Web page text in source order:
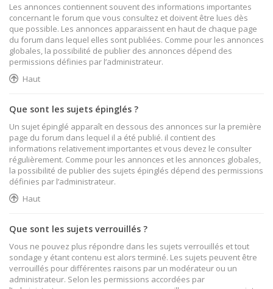
Les annonces contiennent souvent des informations importantes
concernant le forum que vous consultez et doivent être lues dès
que possible. Les annonces apparaissent en haut de chaque page
du forum dans lequel elles sont publiées. Comme pour les annonces
globales, la possibilité de publier des annonces dépend des
permissions définies par l’administrateur.
Haut
Que sont les sujets épinglés ?
Un sujet épinglé apparaît en dessous des annonces sur la première
page du forum dans lequel il a été publié. il contient des
informations relativement importantes et vous devez le consulter
régulièrement. Comme pour les annonces et les annonces globales,
la possibilité de publier des sujets épinglés dépend des permissions
définies par l’administrateur.
Haut
Que sont les sujets verrouillés ?
Vous ne pouvez plus répondre dans les sujets verrouillés et tout
sondage y étant contenu est alors terminé. Les sujets peuvent être
verrouillés pour différentes raisons par un modérateur ou un
administrateur. Selon les permissions accordées par